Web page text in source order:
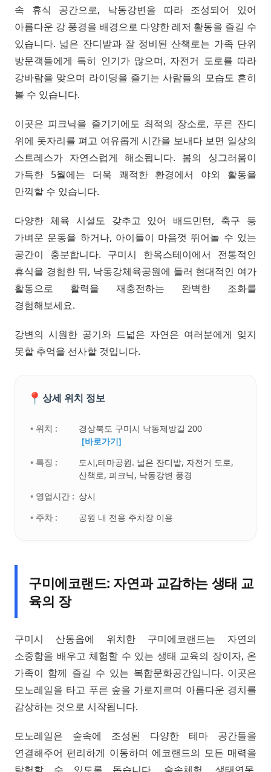
속 휴식 공간으로, 낙동강변을 따라 조성되어 있어
아름다운 강 풍경을 배경으로 다양한 레저 활동을 즐길 수
있습니다. 넓은 잔디밭과 잘 정비된 산책로는 가족 단위
방문객들에게 특히 인기가 많으며, 자전거 도로를 따라
강바람을 맞으며 라이딩을 즐기는 사람들의 모습도 흔히
볼 수 있습니다.
이곳은 피크닉을 즐기기에도 최적의 장소로, 푸른 잔디
위에 돗자리를 펴고 여유롭게 시간을 보내다 보면 일상의
스트레스가 자연스럽게 해소됩니다. 봄의 싱그러움이
가득한 5월에는 더욱 쾌적한 환경에서 야외 활동을
만끽할 수 있습니다.
다양한 체육 시설도 갖추고 있어 배드민턴, 축구 등
가벼운 운동을 하거나, 아이들이 마음껏 뛰어놀 수 있는
공간이 충분합니다. 구미시 한옥스테이에서 전통적인
휴식을 경험한 뒤, 낙동강체육공원에 들러 현대적인 여가
활동으로 활력을 재충전하는 완벽한 조화를
경험해보세요.
강변의 시원한 공기와 드넓은 자연은 여러분에게 잊지
못할 추억을 선사할 것입니다.
📍 상세 위치 정보
• 위치 :
경상북도 구미시 낙동제방길 200
[바로가기]
• 특징 :
도시,테마공원. 넓은 잔디밭, 자전거 도로,
산책로, 피크닉, 낙동강변 풍경
• 영업시간 : 상시
• 주차 :
공원 내 전용 주차장 이용
구미에코랜드: 자연과 교감하는 생태 교
육의 장
구미시 산동읍에 위치한 구미에코랜드는 자연의
소중함을 배우고 체험할 수 있는 생태 교육의 장이자, 온
가족이 함께 즐길 수 있는 복합문화공간입니다. 이곳은
모노레일을 타고 푸른 숲을 가로지르며 아름다운 경치를
감상하는 것으로 시작됩니다.
모노레일은 숲속에 조성된 다양한 테마 공간들을
연결해주어 편리하게 이동하며 에코랜드의 모든 매력을
탐험할 수 있도록 돕습니다. 숲속체험, 생태연못,